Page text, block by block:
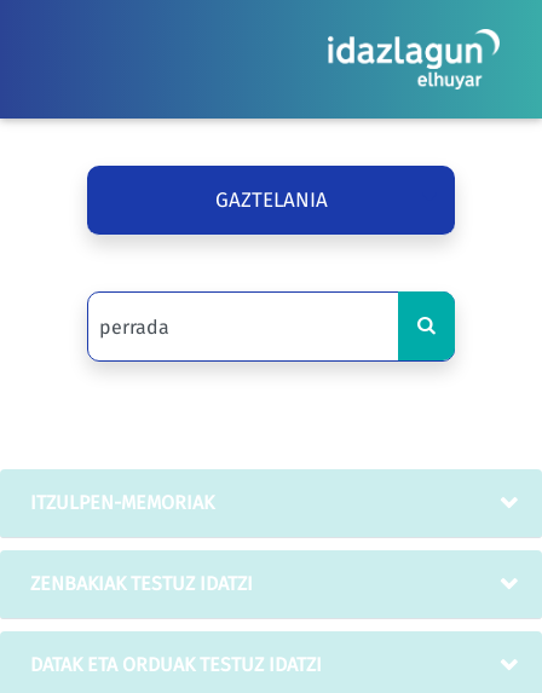
GAZTELANIA
ITZULPEN-MEMORIAK
ZENBAKIAK TESTUZ IDATZI
DATAK ETA ORDUAK TESTUZ IDATZI